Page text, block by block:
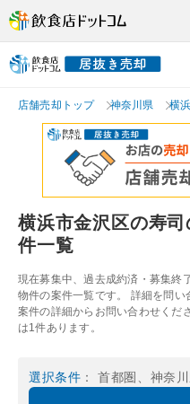
店舗売却トップ 神奈川県 横
横浜市金沢区の寿
件一覧
現在募集中、過去成約済・募集終
物件の案件一覧です。 詳細を問い
案件の詳細からお問い合わせくだ
は1件あります。
選択条件 ： 首都圏、神奈